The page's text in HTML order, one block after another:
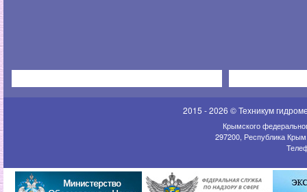
2015 - 2026 © Техникум
Крымского
297200, Республика